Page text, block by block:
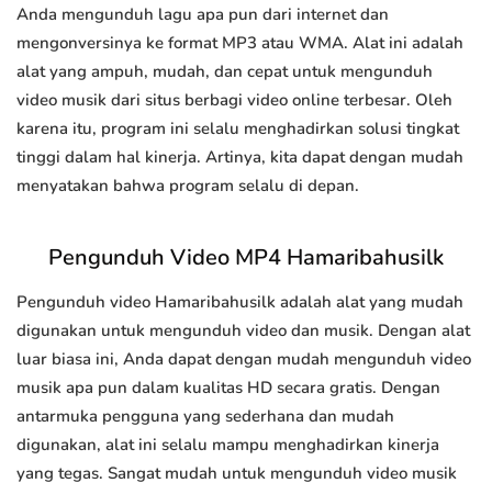
Anda mengunduh lagu apa pun dari internet dan
mengonversinya ke format MP3 atau WMA. Alat ini adalah
alat yang ampuh, mudah, dan cepat untuk mengunduh
video musik dari situs berbagi video online terbesar. Oleh
karena itu, program ini selalu menghadirkan solusi tingkat
tinggi dalam hal kinerja. Artinya, kita dapat dengan mudah
menyatakan bahwa program selalu di depan.
Pengunduh Video MP4 Hamaribahusilk
Pengunduh video Hamaribahusilk adalah alat yang mudah
digunakan untuk mengunduh video dan musik. Dengan alat
luar biasa ini, Anda dapat dengan mudah mengunduh video
musik apa pun dalam kualitas HD secara gratis. Dengan
antarmuka pengguna yang sederhana dan mudah
digunakan, alat ini selalu mampu menghadirkan kinerja
yang tegas. Sangat mudah untuk mengunduh video musik